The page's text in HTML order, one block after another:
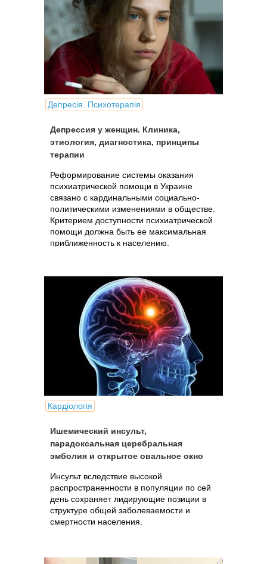
Депресія. Психотерапія
Депрессия у женщин. Клиника,
этиология, диагностика, принципы
терапии
Реформирование системы оказания
психиатрической помощи в Украине
связано с кардинальными социально-
политическими изменениями в обществе.
Критерием доступности психиатрической
помощи должна быть ее максимальная
приближенность к населению.
Кардіологія
Ишемический инсульт,
парадоксальная церебральная
эмболия и открытое овальное окно
Инсульт вследствие высокой
распространенности в популяции по сей
день сохраняет лидирующие позиции в
структуре общей заболеваемости и
смертности населения.